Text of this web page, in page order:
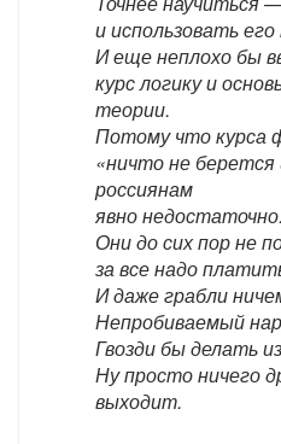
и использовать
И еще неплохо бы
курс логику и
теории.
Потому что курса
«ничто не берется
россиянам
явно недостаточно.
Они до сих пор не
за все надо
И даже грабли
Непробиваемый
Гвозди бы делать
Ну просто ничего
выходит.